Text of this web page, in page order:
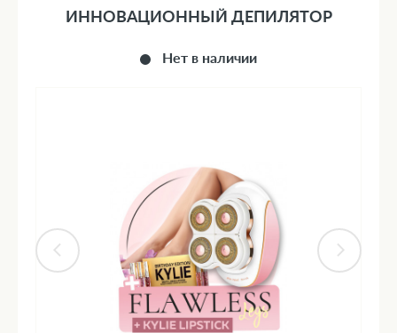
Нет в наличии
ИННОВАЦИОННЫЙ ДЕПИЛЯТОР